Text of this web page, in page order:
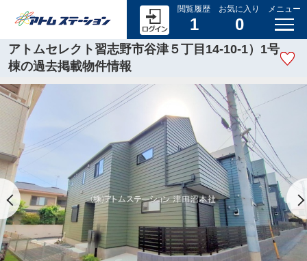
閲覧履歴
1
お気に入り
0
メニュー
アトムセレクト習志野市谷津５丁目14-10-1）1号
棟の過去掲載物件情報